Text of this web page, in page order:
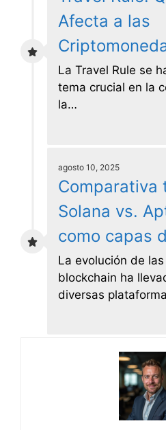
Afecta a las
La Travel Rule se
tema crucial en la
la…
agosto 10, 2025
Comparativa
Solana vs.
como capas
La evolución de
blockchain ha
diversas